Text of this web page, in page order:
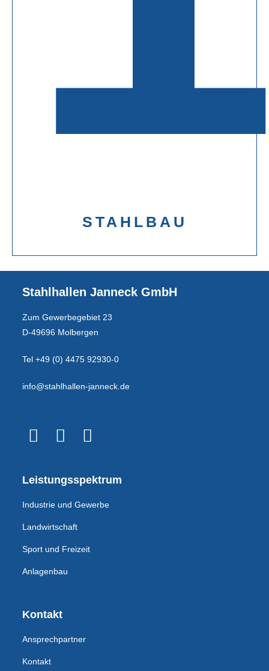
STAHLBAU
Stahlhallen Janneck GmbH
Zum Gewerbegebiet 23
D-49696 Molbergen
Tel +49 (0) 4475 92930-0
info@stahlhallen-janneck.de
Leistungsspektrum
Industrie und Gewerbe
Landwirtschaft
Sport und Freizeit
Anlagenbau
Kontakt
Ansprechpartner
Kontakt